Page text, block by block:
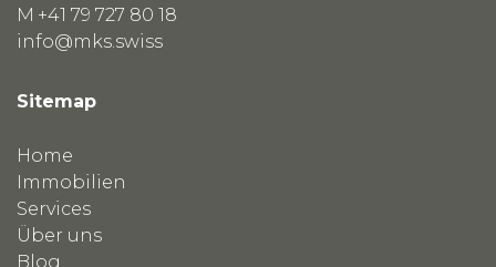
M +41 79 727 80 18
info@mks.swiss
Sitemap
Home
Immobilien
Services
Über uns
Blog